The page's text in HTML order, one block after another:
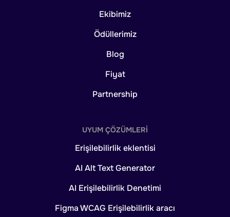
Ekibimiz
Ödüllerimiz
Blog
Fiyat
Partnership
UYUM ÇÖZÜMLERI
Erişilebilirlik eklentisi
AI Alt Text Generator
AI Erişilebilirlik Denetimi
Figma WCAG Erişilebilirlik aracı